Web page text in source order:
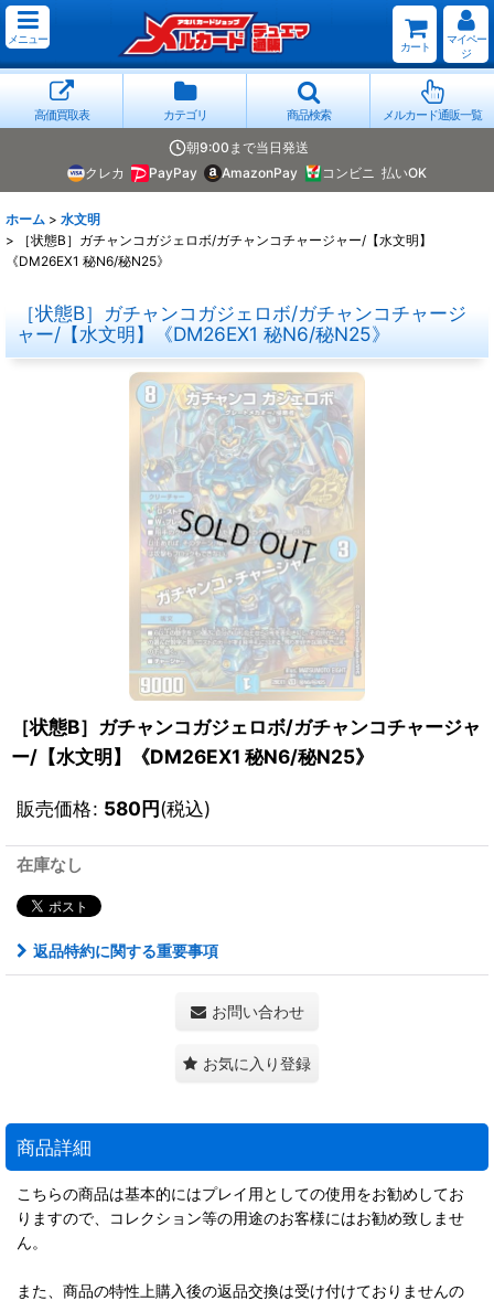
メニュー
カート
マイペー
ジ
高価買取表 カテゴリ 商品検索 メルカード通販一覧
朝9:00まで当日発送
クレカ
PayPay AmazonPay コンビニ 払いOK
ホーム > 水文明
>
［状態B］ガチャンコガジェロボ/ガチャンコチャージャー/【水文明】
《DM26EX1 秘N6/秘N25》
［状態B］ガチャンコガジェロボ/ガチャンコチャージ
ャー/【水文明】《DM26EX1 秘N6/秘N25》
［状態B］ガチャンコガジェロボ/ガチャンコチャージャ
ー/【水文明】《DM26EX1 秘N6/秘N25》
販売価格: 580円(税込)
在庫なし
返品特約に関する重要事項
お問い合わせ
お気に入り登録
商品詳細
こちらの商品は基本的にはプレイ用としての使用をお勧めしてお
りますので、コレクション等の用途のお客様にはお勧め致しませ
ん。
また、商品の特性上購入後の返品交換は受け付けておりませんの